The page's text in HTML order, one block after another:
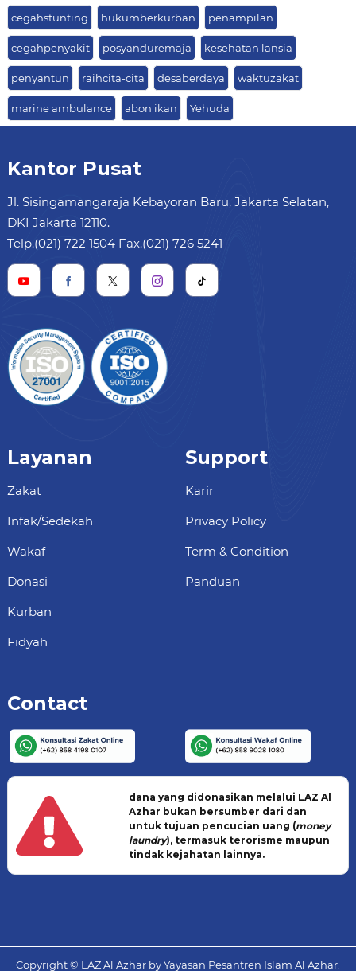
cegahstunting hukumberkurban penampilan
cegahpenyakit posyanduremaja kesehatan lansia
penyantun raihcita-cita desaberdaya waktuzakat
marine ambulance abon ikan Yehuda
Kantor Pusat
Jl. Sisingamangaraja Kebayoran Baru, Jakarta Selatan,
DKI Jakarta 12110.
Telp.(021) 722 1504 Fax.(021) 726 5241
Layanan
Zakat
Infak/Sedekah
Wakaf
Donasi
Kurban
Fidyah
Support
Karir
Privacy Policy
Term & Condition
Panduan
Contact
dana yang didonasikan melalui LAZ Al
Azhar bukan bersumber dari dan
untuk tujuan pencucian uang (money
laundry), termasuk terorisme maupun
tindak kejahatan lainnya.
Copyright © LAZ Al Azhar by Yayasan Pesantren Islam Al Azhar.